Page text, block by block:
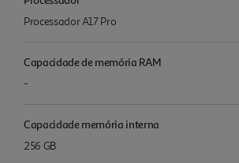
Processador A17 Pro
Capacidade de memória RAM
-
Capacidade memória interna
256 GB